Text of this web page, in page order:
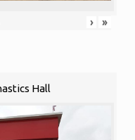
› »
Hall